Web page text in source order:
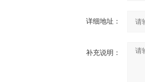
详细地址：
补充说明：